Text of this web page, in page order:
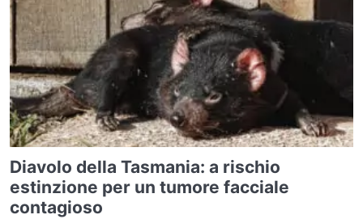
Diavolo della Tasmania: a rischio
estinzione per un tumore facciale
contagioso